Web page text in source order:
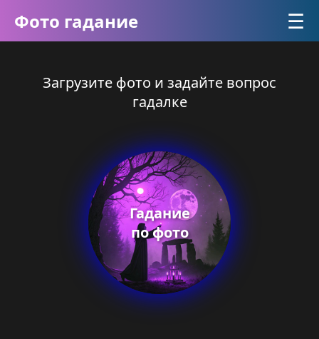
Фото гадание ☰
Загрузите фото и задайте вопрос
гадалке
Гадание
по фото